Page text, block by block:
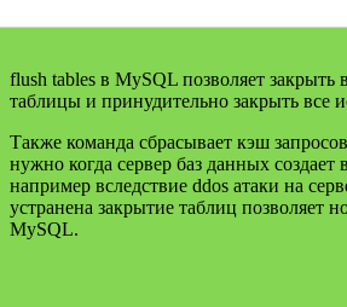
flush tables в MySQL позволяет закрыть
таблицы и принудительно закрыть все
Также команда сбрасывает кэш
нужно когда сервер баз данных создает
например вследствие ddos атаки на
устранена закрытие таблиц позволяет
MySQL.